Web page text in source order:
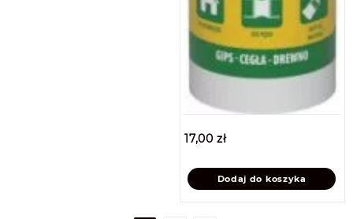
17,00zł
Dodaj do koszyka